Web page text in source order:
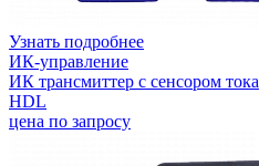
Узнать подробнее
ИК-управление
ИК трансмиттер с сенсором тока
HDL
цена по запросу